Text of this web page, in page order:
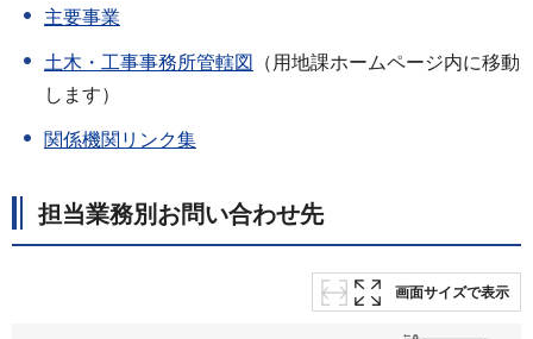
主要事業
土木・工事事務所管轄図
（用地課ホームページ内に移動
します）
関係機関リンク集
担当業務別お問い合わせ先
画面サイズで表示